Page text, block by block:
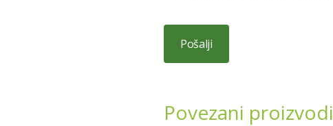
Povezani proizvodi